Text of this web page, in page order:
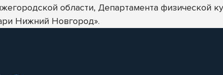
области, Департамента физической
Нижний Новгород».